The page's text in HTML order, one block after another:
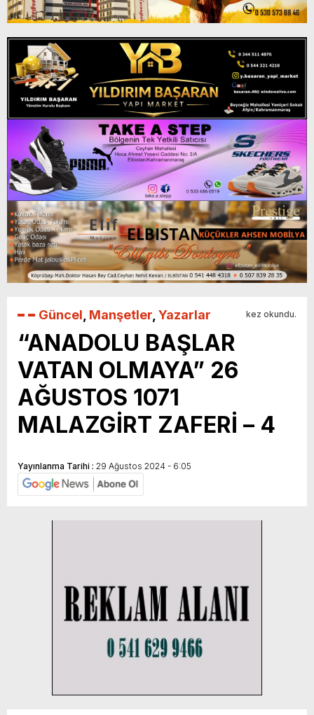
Güncel Manşetler Yazarlar kez okundu.
“ANADOLU BAŞLAR
VATAN OLMAYA” 26
AĞUSTOS 1071
MALAZGİRT ZAFERİ – 4
Yayınlanma Tarihi : 29 Ağustos 2024 - 6:05